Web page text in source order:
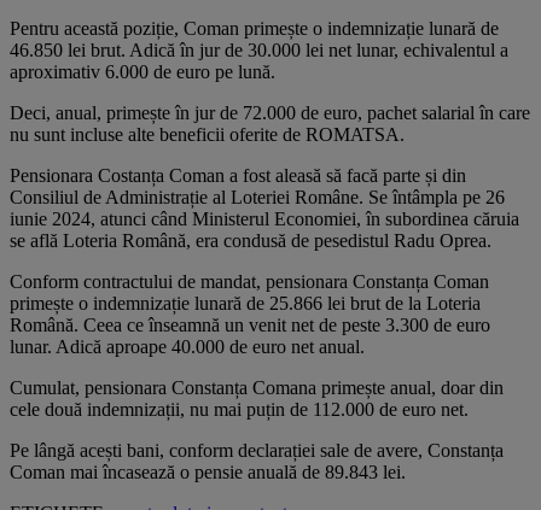
Pentru această poziție, Coman primește o indemnizație lunară de
46.850 lei brut. Adică în jur de 30.000 lei net lunar, echivalentul a
aproximativ 6.000 de euro pe lună.
Deci, anual, primește în jur de 72.000 de euro, pachet salarial în care
nu sunt incluse alte beneficii oferite de ROMATSA.
Pensionara Costanța Coman a fost aleasă să facă parte și din
Consiliul de Administrație al Loteriei Române. Se întâmpla pe 26
iunie 2024, atunci când Ministerul Economiei, în subordinea căruia
se află Loteria Română, era condusă de pesedistul Radu Oprea.
Conform contractului de mandat, pensionara Constanța Coman
primește o indemnizație lunară de 25.866 lei brut de la Loteria
Română. Ceea ce înseamnă un venit net de peste 3.300 de euro
lunar. Adică aproape 40.000 de euro net anual.
Cumulat, pensionara Constanța Comana primește anual, doar din
cele două indemnizații, nu mai puțin de 112.000 de euro net.
Pe lângă acești bani, conform declarației sale de avere, Constanța
Coman mai încasează o pensie anuală de 89.843 lei.